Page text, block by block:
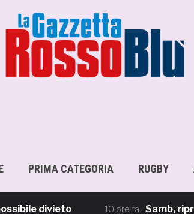
PRIMA CATEGORIA RUGBY
divieto 10 ore fa Samb, ripresi